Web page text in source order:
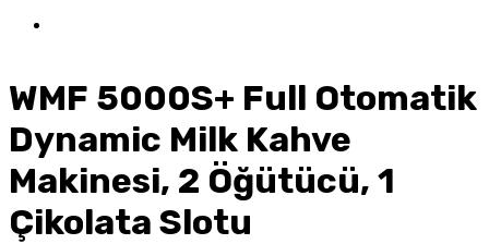
WMF 5000S+ Full Otomatik
Dynamic Milk Kahve
Makinesi, 2 Öğütücü, 1
Çikolata Slotu